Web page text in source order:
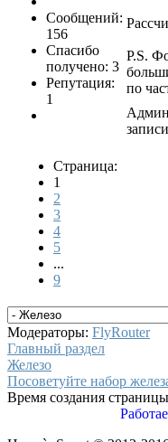
Сообщений:
156
Спасибо
получено: 3
Репутация:
1
P.S.
по
Страница:
1
2
3
4
5
...
9
Модераторы: FlyRouter
Главный раздел
Железо
Посоветуйте набор
Время создания